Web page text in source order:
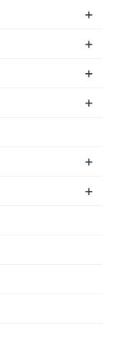
+
+
+
+
+
+